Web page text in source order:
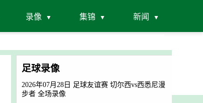
录像 集锦 新闻
足球录像
2026年07月28日 足球友谊赛 切尔西vs西悉尼漫
步者 全场录像